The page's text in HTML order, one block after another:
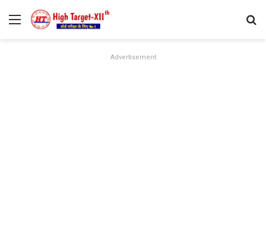
Menu
Advertisement